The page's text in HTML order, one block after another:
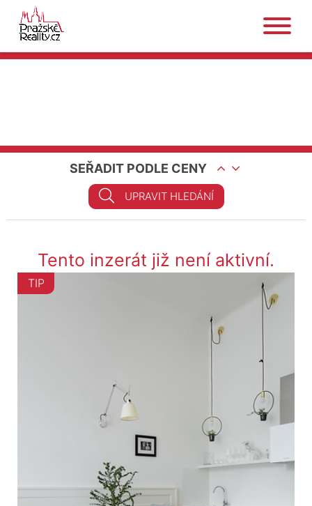
SEŘADIT PODLE CENY
UPRAVIT HLEDÁNÍ
Tento inzerát již není aktivní.
TIP